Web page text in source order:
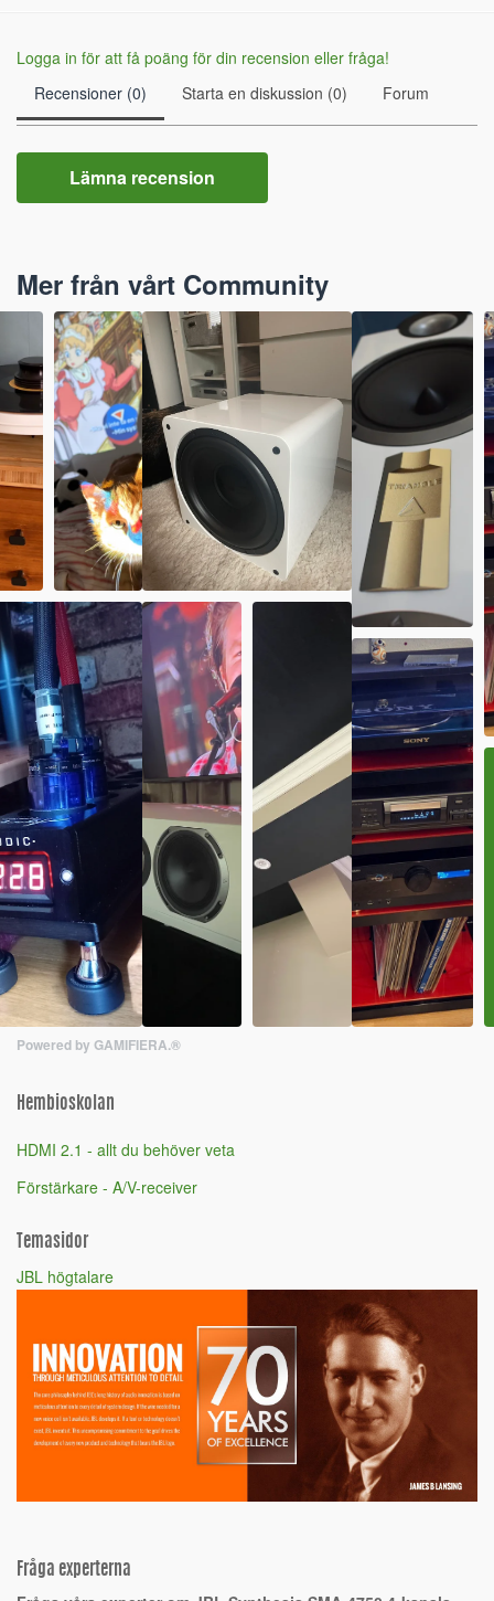
Logga in för att få poäng för din recension eller fråga!
Recensioner (0)
Starta en diskussion (0) Forum
Lämna recension
Mer från vårt Community
Powered by GAMIFIERA.®
Hembioskolan
HDMI 2.1 - allt du behöver veta
Förstärkare - A/V-receiver
Temasidor
JBL högtalare
Fråga experterna